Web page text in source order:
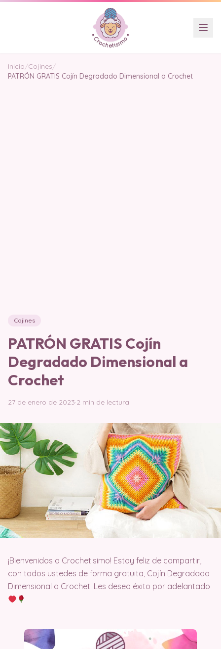
Inicio/Cojines/
PATRÓN GRATIS Cojín Degradado Dimensional a Crochet
Cojines
PATRÓN GRATIS Cojín
Degradado Dimensional a
Crochet
27 de enero de 2023·2 min de lectura
¡Bienvenidos a Crochetisimo! Estoy feliz de compartir,
con todos ustedes de forma gratuita, Cojín Degradado
Dimensional a Crochet. Les deseo éxito por adelantado